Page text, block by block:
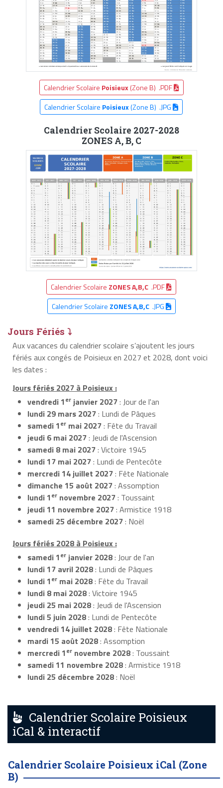
Calendrier Scolaire Poisieux(Zone B) .PDF
Calendrier Scolaire Poisieux(Zone B) .JPG
Calendrier Scolaire 2027-2028
ZONES A, B, C
Calendrier Scolaire ZONES A,B,C .PDF
Calendrier Scolaire ZONES A,B,C.JPG
Jours Fériés ⤵
Aux vacances du calendrier scolaire s’ajoutent les jours
fériés aux congés de Poisieux en 2027 et 2028, dont voici
les dates :
Jours fériés 2027 à Poisieux :
vendredi 1er janvier 2027: Jour de l'an
lundi 29 mars 2027: Lundi de Pâques
samedi 1er mai 2027: Fête du Travail
jeudi 6 mai 2027: Jeudi de l'Ascension
samedi 8 mai 2027: Victoire 1945
lundi 17 mai 2027: Lundi de Pentecôte
mercredi 14 juillet 2027: Fête Nationale
dimanche 15 août 2027: Assomption
lundi 1er novembre 2027: Toussaint
jeudi 11 novembre 2027: Armistice 1918
samedi 25 décembre 2027: Noël
Jours fériés 2028 à Poisieux :
samedi 1er janvier 2028: Jour de l'an
lundi 17 avril 2028: Lundi de Pâques
lundi 1er mai 2028: Fête du Travail
lundi 8 mai 2028: Victoire 1945
jeudi 25 mai 2028: Jeudi de l'Ascension
lundi 5 juin 2028: Lundi de Pentecôte
vendredi 14 juillet 2028: Fête Nationale
mardi 15 août 2028: Assomption
mercredi 1er novembre 2028: Toussaint
samedi 11 novembre 2028: Armistice 1918
lundi 25 décembre 2028: Noël
Calendrier Scolaire Poisieux
iCal & interactif
Calendrier Scolaire Poisieux iCal (Zone
B)